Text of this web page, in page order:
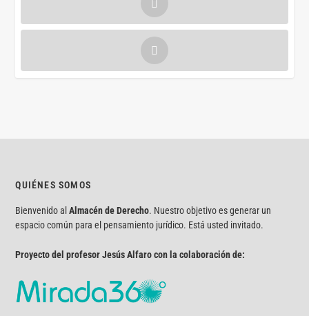
QUIÉNES SOMOS
Bienvenido alAlmacén de Derecho. Nuestro objetivo es generar un
espacio común para el pensamiento jurídico. Está usted invitado.
Proyecto del profesor Jesús Alfaro con la colaboración de: